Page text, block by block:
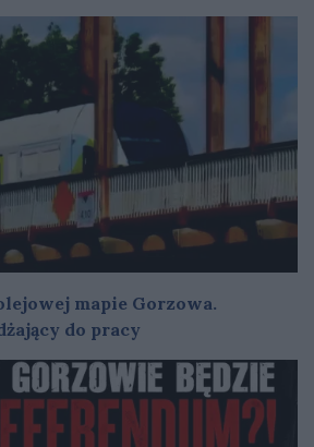
mapie Gorzowa.
do pracy